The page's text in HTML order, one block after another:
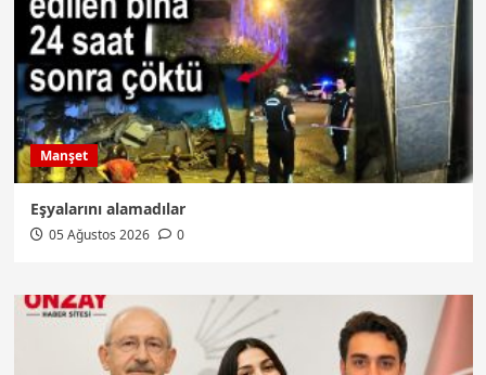
Manşet
Eşyalarını alamadılar
05 Ağustos 2026 0